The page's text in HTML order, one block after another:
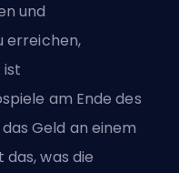
und
erreichen,
ist
am Ende des
Geld an einem
was die